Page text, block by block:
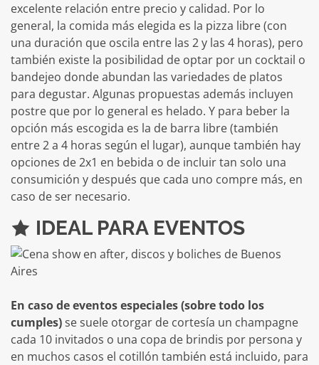
excelente relación entre precio y calidad. Por lo
general, la comida más elegida es la pizza libre (con
una duración que oscila entre las 2 y las 4 horas), pero
también existe la posibilidad de optar por un cocktail o
bandejeo donde abundan las variedades de platos
para degustar. Algunas propuestas además incluyen
postre que por lo general es helado. Y para beber la
opción más escogida es la de barra libre (también
entre 2 a 4 horas según el lugar), aunque también hay
opciones de 2x1 en bebida o de incluir tan solo una
consumición y después que cada uno compre más, en
caso de ser necesario.
IDEAL PARA EVENTOS
En caso de eventos especiales (sobre todo los
cumples) se suele otorgar de cortesía un champagne
cada 10 invitados o una copa de brindis por persona y
en muchos casos el cotillón también está incluido, para